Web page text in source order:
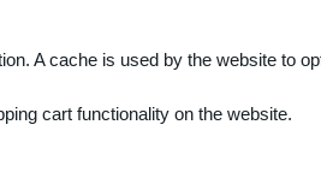
A cache is used by the website to
cart functionality on the website.